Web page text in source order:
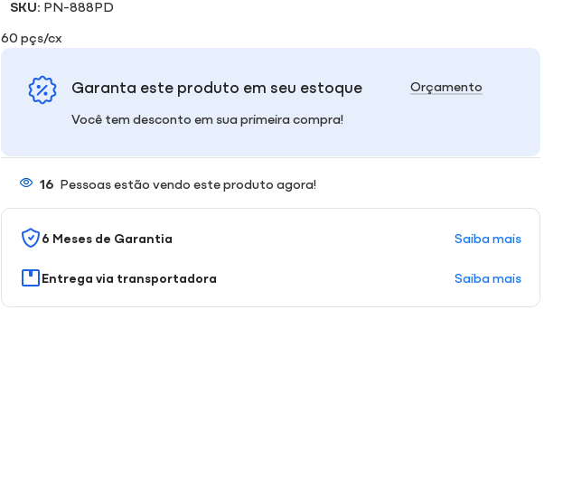
SKU: PN-888PD
60 pçs/cx
Garanta este produto em seu estoque
Você tem desconto em sua primeira compra!
Orçamento
16 Pessoas estão vendo este produto agora!
6 Meses de Garantia Saiba mais
Entrega via transportadora Saiba mais